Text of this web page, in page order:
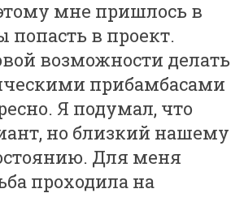
мне пришлось в
попасть в проект.
возможности делать
прибамбасами
Я подумал, что
но близкий нашему
Для меня
проходила на